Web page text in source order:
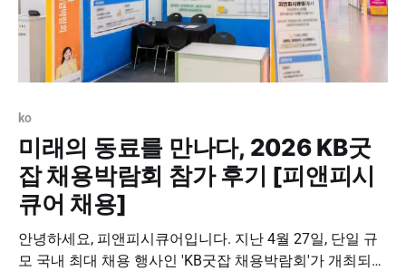
ko
미래의 동료를 만나다, 2026 KB굿
잡 채용박람회 참가 후기 [피앤피시
큐어 채용]
안녕하세요, 피앤피시큐어입니다. 지난 4월 27일, 단일 규
모 국내 최대 채용 행사인 'KB굿잡 채용박람회'가 개최되었